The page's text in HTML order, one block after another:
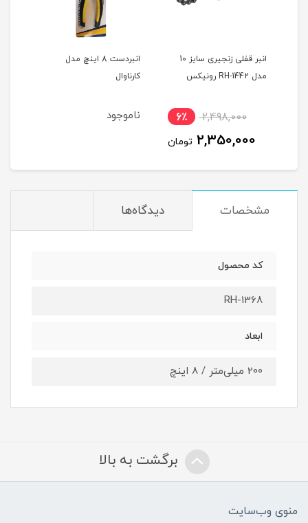
انبر قفلی زنجیری سایز 10
مدل RH-1442 رونیکس
2,498,000 6٪
2,350,000 تومان
انبردست 8 اینچ مدل
کارناوال
ناموجود
مشخصات دیدگاه‌ها
کد محصول
RH-1368
ابعاد
200 میلی‌متر / 8 اینچ
برگشت به بالا
منوی وب‌سایت